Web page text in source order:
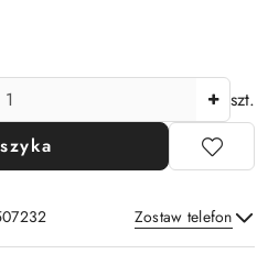
szt.
Zostaw telefon